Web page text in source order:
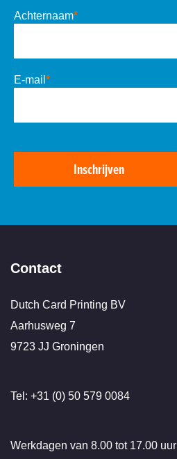
Achternaam*
E-mail *
Inschrijven
Contact
Dutch Card Printing BV
Aarhusweg 7
9723 JJ Groningen
Tel: +31 (0) 50 579 0084
Werkdagen van 8.00 tot 17.00 uur